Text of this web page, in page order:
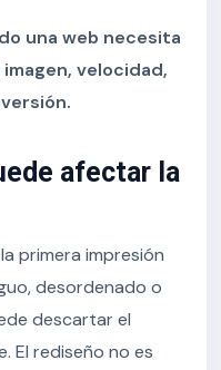
una web necesita
velocidad,
afectar la
primera impresión
desordenado o
descartar el
El rediseño no es